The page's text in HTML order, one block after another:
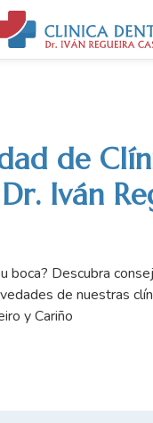
de
Iván
boca? Descubra
de nuestras
y Cariño